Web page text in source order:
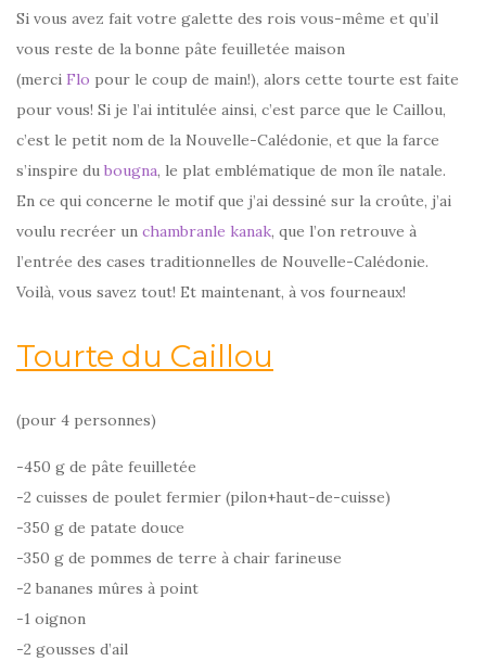
Si vous avez fait votre galette des rois vous-même et qu’il
vous reste de la bonne pâte feuilletée maison
(merci Flo pour le coup de main!), alors cette tourte est faite
pour vous! Si je l’ai intitulée ainsi, c’est parce que le Caillou,
c’est le petit nom de la Nouvelle-Calédonie, et que la farce
s’inspire du bougna, le plat emblématique de mon île natale.
En ce qui concerne le motif que j’ai dessiné sur la croûte, j’ai
voulu recréer un chambranle kanak, que l’on retrouve à
l’entrée des cases traditionnelles de Nouvelle-Calédonie.
Voilà, vous savez tout! Et maintenant, à vos fourneaux!
Tourte du Caillou
(pour 4 personnes)
-450 g de pâte feuilletée
-2 cuisses de poulet fermier (pilon+haut-de-cuisse)
-350 g de patate douce
-350 g de pommes de terre à chair farineuse
-2 bananes mûres à point
-1 oignon
-2 gousses d’ail